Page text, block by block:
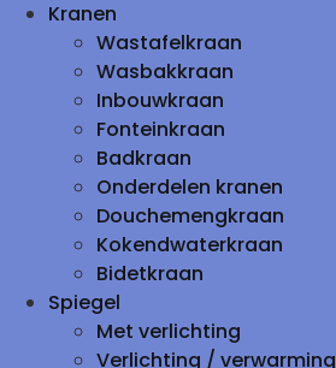
Kranen
Wastafelkraan
Wasbakkraan
Inbouwkraan
Fonteinkraan
Badkraan
Onderdelen kranen
Douchemengkraan
Kokendwaterkraan
Bidetkraan
Spiegel
Met verlichting
Verlichting / verwarming